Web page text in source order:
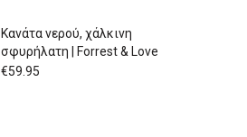
Κανάτα νερού, χάλκινη
σφυρήλατη | Forrest & Love
€59.95